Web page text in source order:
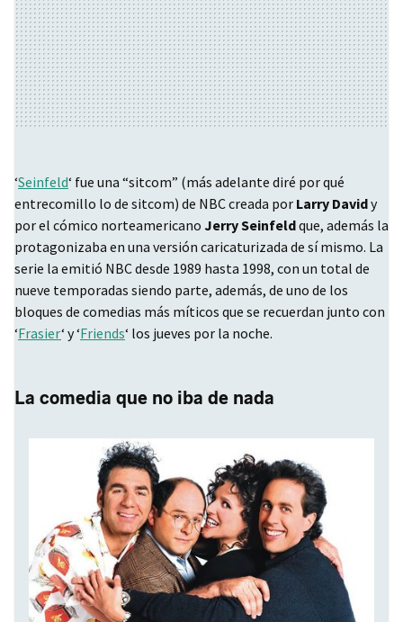
‘Seinfeld‘ fue una “sitcom” (más adelante diré por qué
entrecomillo lo de sitcom) de NBCcreada por Larry Davidy
por el cómico norteamericano Jerry Seinfeldque, además la
protagonizaba en una versión caricaturizada de sí mismo. La
serie la emitió NBCdesde 1989 hasta 1998, con un total de
nueve temporadas siendo parte, además, de uno de los
bloques de comedias más míticos que se recuerdan junto con
‘Frasier‘ y ‘Friends‘ los jueves por la noche.
La comedia que no iba de nada